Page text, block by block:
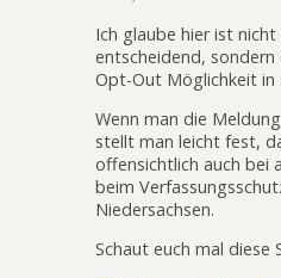
Ich glaube hier ist
entscheidend, sondern
Opt-Out Möglichkeit in
Wenn man die
stellt man leicht fest,
offensichtlich auch bei
beim
Niedersachsen.
Schaut euch mal diese